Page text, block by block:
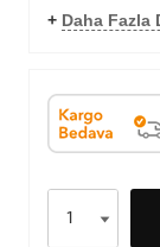
+ Daha Fazla